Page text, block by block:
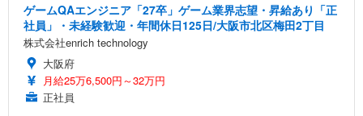
ゲームQAエンジニア「27卒」ゲーム業界志望・昇給あり「正
社員」・未経験歓迎・年間休日125日/大阪市北区梅田2丁目
株式会社enrich technology
大阪府
月給25万6,500円～32万円
正社員